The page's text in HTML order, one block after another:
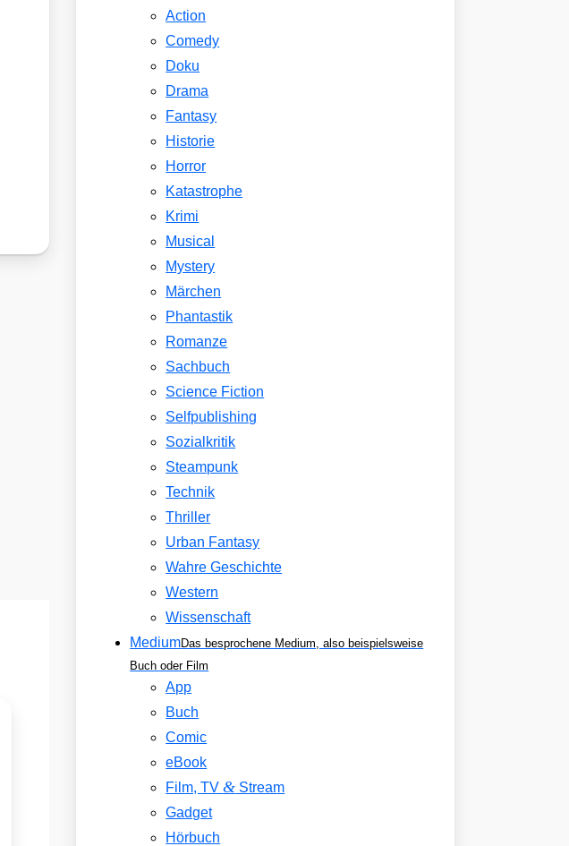
Action
Comedy
Doku
Drama
Fantasy
Historie
Horror
Katastrophe
Krimi
Musical
Mystery
Märchen
Phantastik
Romanze
Sachbuch
Science Fiction
Selfpublishing
Sozialkritik
Steampunk
Technik
Thriller
Urban Fantasy
Wahre Geschichte
Western
Wissenschaft
MediumDas besprochene Medium, also beispielsweise
Buch oder Film
App
Buch
Comic
eBook
Film, TV& Stream
Gadget
Hörbuch